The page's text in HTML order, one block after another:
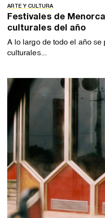
ARTE Y CULTURA
Festivales de
culturales del año
A lo largo de todo el año
culturales...